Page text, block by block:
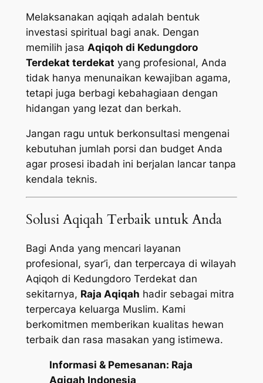
Melaksanakan aqiqah adalah bentuk
investasi spiritual bagi anak. Dengan
memilih jasa Aqiqoh di Kedungdoro
Terdekat terdekat yang profesional, Anda
tidak hanya menunaikan kewajiban agama,
tetapi juga berbagi kebahagiaan dengan
hidangan yang lezat dan berkah.
Jangan ragu untuk berkonsultasi mengenai
kebutuhan jumlah porsi dan budget Anda
agar prosesi ibadah ini berjalan lancar tanpa
kendala teknis.
Solusi Aqiqah Terbaik untuk Anda
Bagi Anda yang mencari layanan
profesional, syar’i, dan terpercaya di wilayah
Aqiqoh di Kedungdoro Terdekat dan
sekitarnya, Raja Aqiqah hadir sebagai mitra
terpercaya keluarga Muslim. Kami
berkomitmen memberikan kualitas hewan
terbaik dan rasa masakan yang istimewa.
Informasi & Pemesanan: Raja
Aqiqah Indonesia